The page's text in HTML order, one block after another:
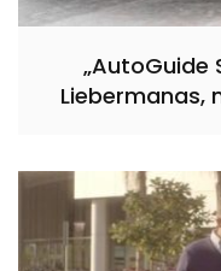
„AutoGuide
Liebermanas,